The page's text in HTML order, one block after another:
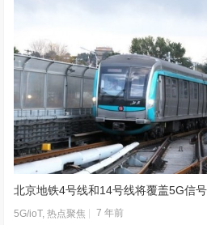
北京地铁4号线和14号线将覆盖5G信
5G/ioT,热点聚焦 7 年前